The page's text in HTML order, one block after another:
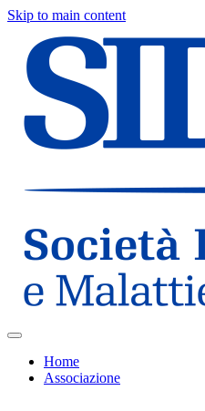
Skip to main content
Home
Associazione